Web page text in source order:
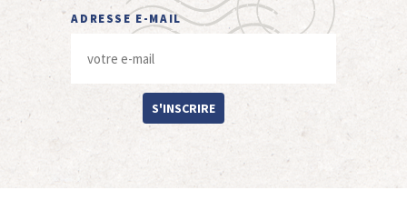
ADRESSE E-MAIL
S'INSCRIRE